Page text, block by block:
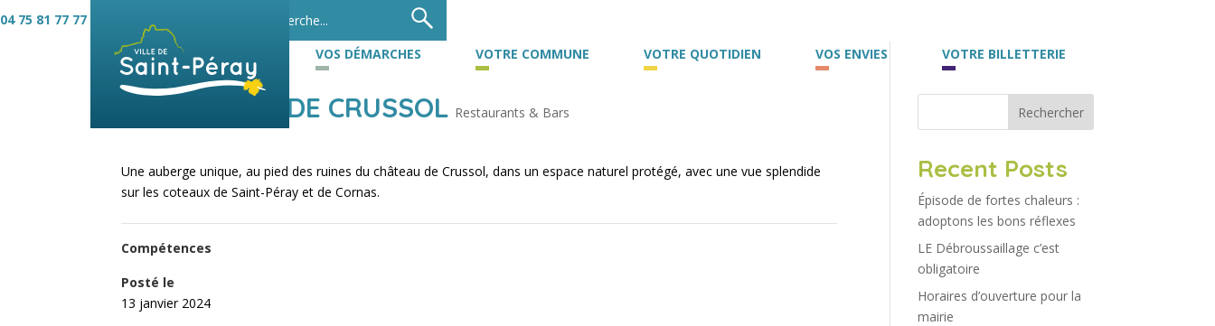
04 75 81 77 77
VOS DÉMARCHES VOTRE COMMUNE VOTRE QUOTIDIEN VOS ENVIES VOTRE BILLETTERIE
L’AUBERGE DE CRUSSOL Restaurants & Bars
Une auberge unique, au pied des ruines du château de Crussol, dans un espace naturel protégé, avec une vue splendide
sur les coteaux de Saint-Péray et de Cornas.
Compétences
Posté le
13 janvier 2024
Rechercher
Recent Posts
Épisode de fortes chaleurs :
adoptons les bons réflexes
LE Débroussaillage c’est
obligatoire
Horaires d’ouverture pour la
mairie